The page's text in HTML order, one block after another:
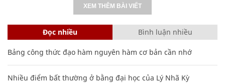
XEM THÊM BÀI VIẾT
Đọc nhiều Bình luận nhiều
Bảng công thức đạo hàm nguyên hàm cơ bản cần nhớ
Nhiều điểm bất thường ở bằng đại học của Lý Nhã Kỳ